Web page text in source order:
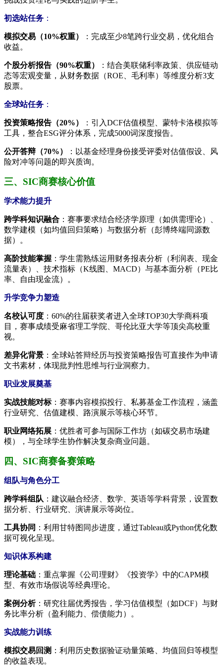
初选站任务 ：
模拟交易（10%权重）
：完成至少8笔跨行业交易，优化组合
收益。
个股分析报告（90%权重）
：结合美联储利率政策、供应链动
态等宏观变量，从财务数据（ROE、毛利率）等维度分析3支
股票。
全球站任务 ：
投资策略报告（20%）
：引入DCF估值模型、蒙特卡洛模拟等
工具，整合ESG评分体系，完成5000词深度报告。
公开答辩（70%）
：以基金经理身份接受评委对估值假设、风
险对冲等问题的即兴质询。
三、SIC商赛核心价值
学术能力提升
跨学科知识融合 ：赛事要求结合经济学原理（如供需理论）、
数学建模（如均值回归策略）与数据分析（彭博终端同源数
据）。
高阶技能掌握 ：学生需熟练运用财务报表分析（利润表、现金
流量表）、技术指标（K线图、MACD）与基本面分析（PE比
率、自由现金流）。
升学竞争力塑造
名校认可度 ：60%的往届获奖者进入全球TOP30大学商科项
目，赛事成绩受麻省理工学院、哥伦比亚大学等顶尖高校重
视。
差异化背景 ：全球站答辩经历与投资策略报告可直接作为申请
文书素材，体现批判性思维与行业洞察力。
职业发展奠基
实战技能对标：赛事内容模拟投行、私募基金工作流程，涵盖
行业研究、估值建模、路演展示等核心环节。
职业网络拓展 ：优胜者可参与国际工作坊（如碳交易市场建
模），与全球学生协作解决复杂商业问题。
四、SIC商赛备赛策略
组队与角色分工
跨学科组队 ：建议融合经济、数学、英语等学科背景，设置数
据分析、行业研究、演讲展示等岗位。
工具协同 ：利用甘特图同步进度，通过Tableau或Python优化数
据可视化呈现。
知识体系构建
理论基础 ：重点掌握《公司理财》《投资学》中的CAPM模
型、有效市场假说等经典理论。
案例分析：研究往届优秀报告，学习估值模型（如DCF）与财
务比率分析（盈利能力、偿债能力）。
实战能力训练
模拟交易回测 ：利用历史数据验证动量策略、均值回归等模型
的收益表现。